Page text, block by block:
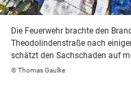
Die Feuerwehr brachte den
Theodolindenstraße nach
schätzt den Sachschaden auf
© Thomas Gaulke